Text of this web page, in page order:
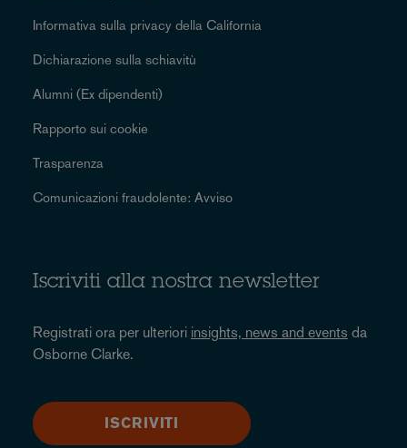
Informativa sulla privacy della California
Dichiarazione sulla schiavitù
Alumni (Ex dipendenti)
Rapporto sui cookie
Trasparenza
Comunicazioni fraudolente: Avviso
Iscriviti alla nostra newsletter
Registrati ora per ulteriori insights, news and events da
Osborne Clarke.
ISCRIVITI